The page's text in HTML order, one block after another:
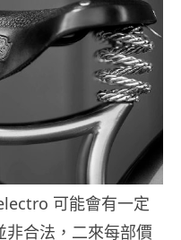
可能會有一定
合法，二來每部價